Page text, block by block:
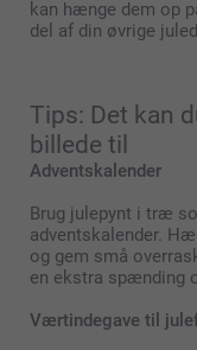
kan hænge dem op
del af din øvrige
Tips: Det kan
billede til
Adventskalender
Brug julepynt i træ
adventskalender.
og gem små
en ekstra spænding
Værtindegave til